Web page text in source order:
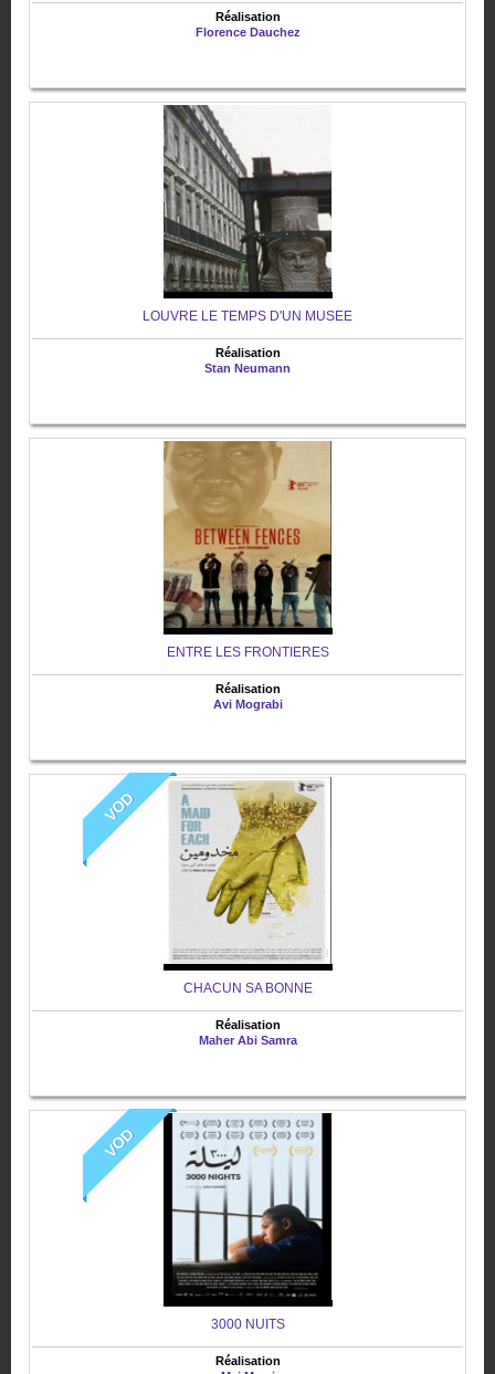
Réalisation
Florence Dauchez
LOUVRE LE TEMPS D'UN MUSEE
Réalisation
Stan Neumann
ENTRE LES FRONTIERES
Réalisation
Avi Mograbi
VOD
CHACUN SA BONNE
Réalisation
Maher Abi Samra
VOD
3000 NUITS
Réalisation